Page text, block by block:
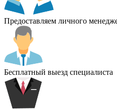
Предоставляем личного
Бесплатный выезд специалиста